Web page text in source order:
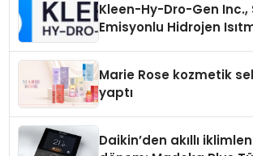
Kleen-Hy-Dro-Gen Inc.,
Emisyonlu Hidrojen
Marie Rose kozmetik
yaptı
Daikin’den akıllı